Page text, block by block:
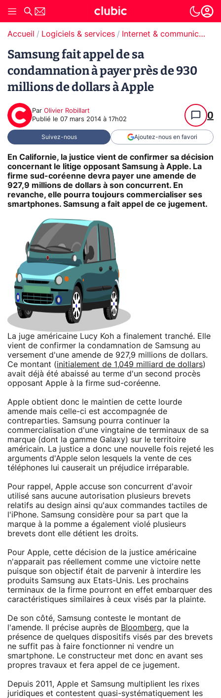
Accueil Logiciels & services Internet & communication
Samsung fait appel de sa
condamnation à payer près de 930
millions de dollars à Apple
Par Olivier Robillart
Publié le 07 mars 2014 à 17h02 0
Suivez-nous Ajoutez-nous en favori
En Californie, la justice vient de confirmer sa décision
concernant le litige opposant Samsung à Apple. La
firme sud-coréenne devra payer une amende de
927,9 millions de dollars à son concurrent. En
revanche, elle pourra toujours commercialiser ses
smartphones. Samsung a fait appel de ce jugement.
La juge américaine Lucy Koh a finalement tranché. Elle
vient de confirmer la condamnation de Samsung au
versement d'une amende de 927,9 millions de dollars.
Ce montant (initialement de 1,049 milliard de dollars)
avait déjà été abaissé au terme d'un second procès
opposant Apple à la firme sud-coréenne.
Apple obtient donc le maintien de cette lourde
amende mais celle-ci est accompagnée de
contreparties. Samsung pourra continuer la
commercialisation d'une vingtaine de terminaux de sa
marque (dont la gamme Galaxy) sur le territoire
américain. La justice a donc une nouvelle fois rejeté les
arguments d'Apple selon lesquels la vente de ces
téléphones lui causerait un préjudice irréparable.
Pour rappel, Apple accuse son concurrent d'avoir
utilisé sans aucune autorisation plusieurs brevets
relatifs au design ainsi qu'aux commandes tactiles de
l'iPhone. Samsung considère pour sa part que la
marque à la pomme a également violé plusieurs
brevets dont elle détient les droits.
Pour Apple, cette décision de la justice américaine
n'apparait pas réellement comme une victoire nette
puisque son objectif était de parvenir à interdire les
produits Samsung aux Etats-Unis. Les prochains
terminaux de la firme pourront en effet embarquer des
caractéristiques similaires à ceux visés par la plainte.
De son côté, Samsung conteste le montant de
l'amende. Il précise auprès de Bloomberg, que la
présence de quelques dispositifs visés par des brevets
ne suffit pas à faire fonctionner ni vendre un
smartphone. Le constructeur met donc en avant ses
propres travaux et fera appel de ce jugement.
Depuis 2011, Apple et Samsung multiplient les rixes
juridiques et contestent quasi-systématiquement les